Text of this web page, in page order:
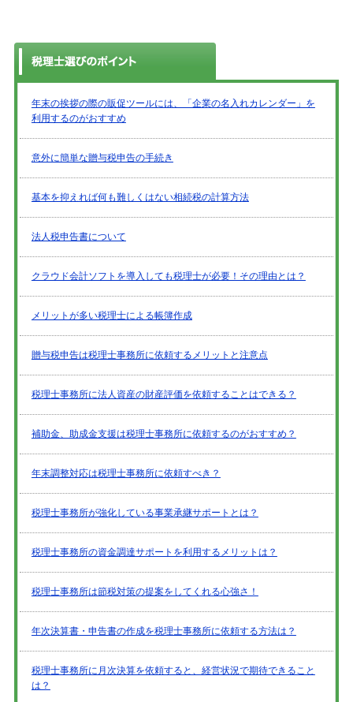
年末の挨拶の際の販促ツールには、「企業の名入れカレンダー」を
利用するのがおすすめ
意外に簡単な贈与税申告の手続き
基本を抑えれば何も難しくはない相続税の計算方法
法人税申告書について
クラウド会計ソフトを導入しても税理士が必要！その理由とは？
メリットが多い税理士による帳簿作成
贈与税申告は税理士事務所に依頼するメリットと注意点
税理士事務所に法人資産の財産評価を依頼することはできる？
補助金、助成金支援は税理士事務所に依頼するのがおすすめ？
年末調整対応は税理士事務所に依頼すべき？
税理士事務所が強化している事業承継サポートとは？
税理士事務所の資金調達サポートを利用するメリットは？
税理士事務所は節税対策の提案をしてくれる心強さ！
年次決算書・申告書の作成を税理士事務所に依頼する方法は？
税理士事務所に月次決算を依頼すると、経営状況で期待できること
は？